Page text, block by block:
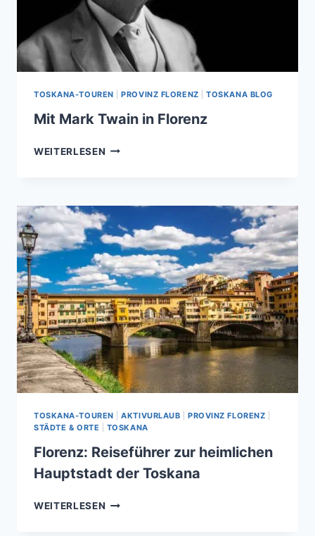
TOSKANA-TOUREN |PROVINZ FLORENZ |TOSKANA BLOG
Mit Mark Twain in Florenz
WEITERLESEN MIT
FLORENZ
TOSKANA-TOUREN |AKTIVURLAUB |PROVINZ FLORENZ
STÄDTE & ORTE
TOSKANA
Florenz: Reiseführer zur heimlichen
Hauptstadt der Toskana
WEITERLESEN FLORENZ: